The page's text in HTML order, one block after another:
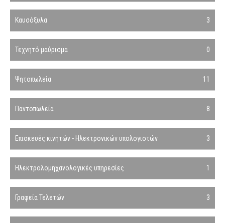
Καυσόξυλα 3
Τεχνητό μαύρισμα 0
Ψητοπωλεία 11
Παντοπωλεία 8
Επισκευές κινητών - Ηλεκτρονικών υπολογιστών 3
Ηλεκτρολομηχανολογικές υπηρεσίες 1
Γραφεία Τελετών 3